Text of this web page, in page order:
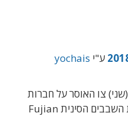
ע"י yochais
צו האוסר על חברות
אמריקניות למכור רכיבים ליצרנית השבבים הסינית Fujian